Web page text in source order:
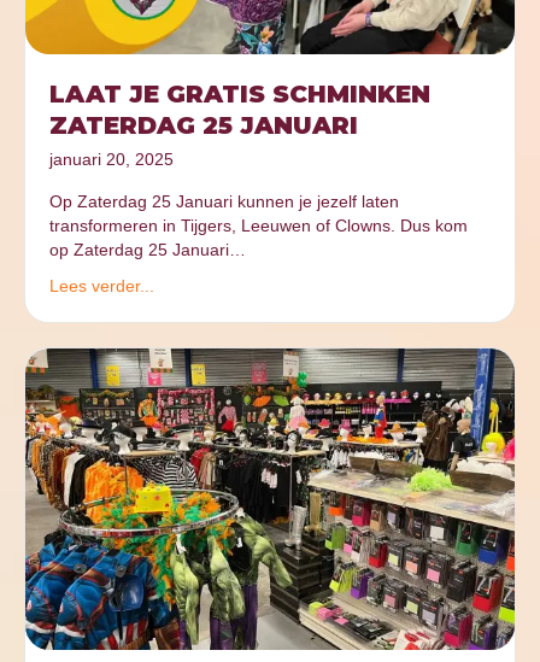
LAAT JE GRATIS SCHMINKEN
ZATERDAG 25 JANUARI
januari 20, 2025
Op Zaterdag 25 Januari kunnen je jezelf laten
transformeren in Tijgers, Leeuwen of Clowns. Dus kom
op Zaterdag 25 Januari…
Lees verder...